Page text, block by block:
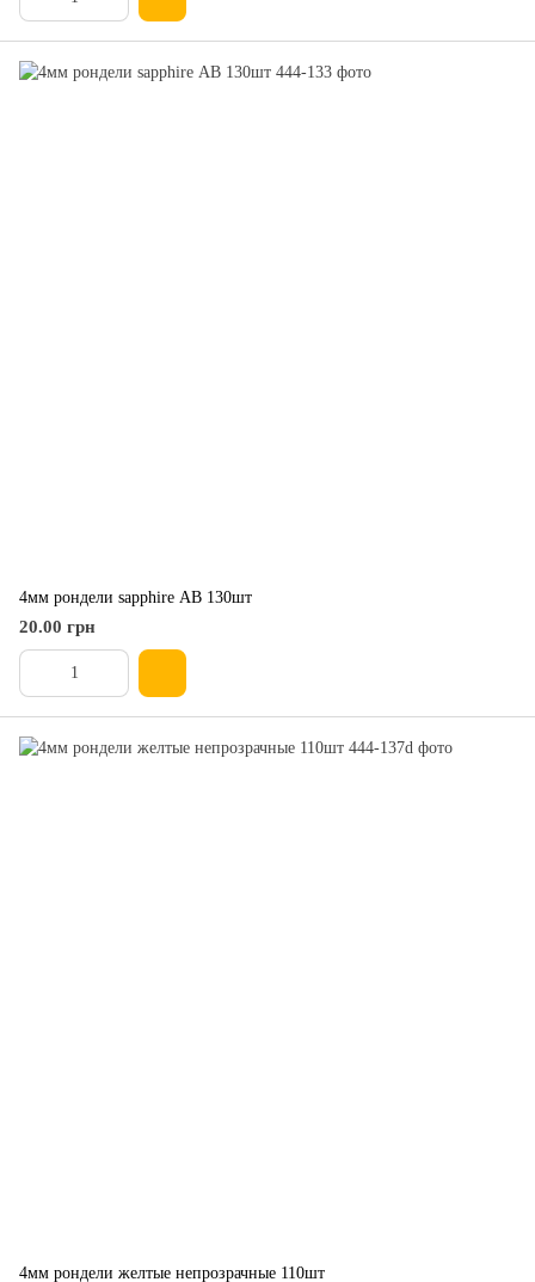
4мм рондели sapphire АВ 130шт
20.00 грн
4мм рондели желтые непрозрачные 110шт